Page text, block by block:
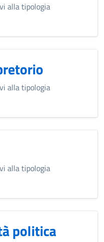
alla tipologia
alla tipologia
alla tipologia
politica